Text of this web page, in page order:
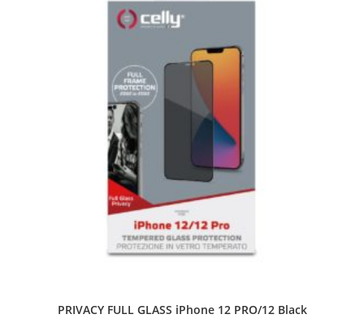
PRIVACY FULL GLASS iPhone 12 PRO/12 Black